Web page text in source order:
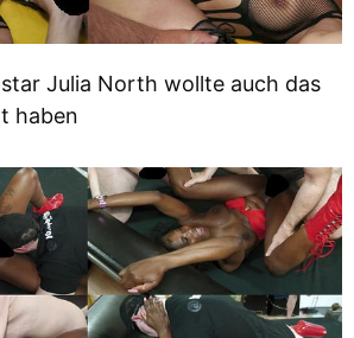
Julia North wollte auch das
haben